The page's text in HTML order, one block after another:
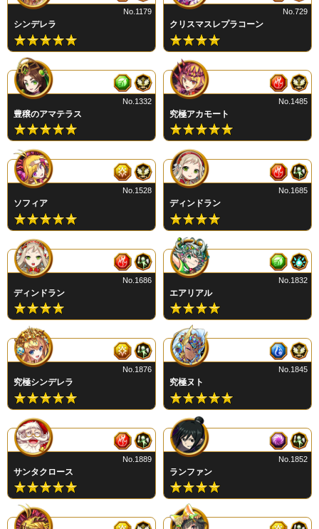
シンデレラ
No.1179
クリスマスレプラコーン
No.729
豊穣のアマテラス
No.1332
究極アカモート
No.1485
ソフィア
No.1528
ディンドラン
No.1685
ディンドラン
No.1686
エアリアル
No.1832
究極シンデレラ
No.1876
究極ヌト
No.1845
サンタクロース
No.1889
ランファン
No.1852